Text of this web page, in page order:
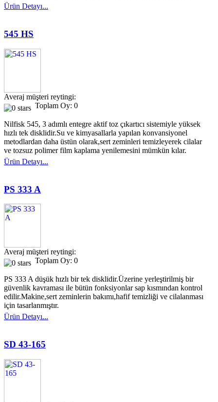
Ürün Detayı...
545 HS
Averaj müşteri reytingi:
Toplam Oy: 0
Nilfisk 545, 3 adımlı entegre aktif toz çıkartıcı sistemiyle yüksek
hızlı tek disklidir.Su ve kimyasallarla yapılan konvansiyonel
metodlardan daha üstün olarak,sert zeminleri temizleyerek cilalar
ve tozsuz polimer film kaplama yenilemesini mümkün kılar.
Ürün Detayı...
PS 333 A
Averaj müşteri reytingi:
Toplam Oy: 0
PS 333 A düşük hızlı bir tek disklidir.Üzerine yerleştirilmiş bir
güvenlik kavraması ile bütün fonksiyonlar sap kısmından kontrol
edilir.Makine,sert zeminlerin bakımı,hafif temizliği ve cilalanması
için tasarlanmıştır.
Ürün Detayı...
SD 43-165